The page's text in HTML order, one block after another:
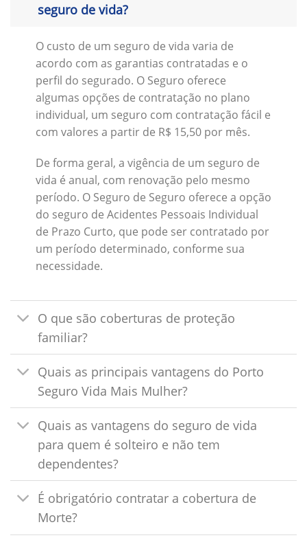
seguro de vida?
O custo de um seguro de vida varia de
acordo com as garantias contratadas e o
perfil do segurado. O Seguro oferece
algumas opções de contratação no plano
individual, um seguro com contratação fácil e
com valores a partir de R$ 15,50 por mês.
De forma geral, a vigência de um seguro de
vida é anual, com renovação pelo mesmo
período. O Seguro de Seguro oferece a opção
do seguro de Acidentes Pessoais Individual
de Prazo Curto, que pode ser contratado por
um período determinado, conforme sua
necessidade.
O que são coberturas de proteção
familiar?
Quais as principais vantagens do Porto
Seguro Vida Mais Mulher?
Quais as vantagens do seguro de vida
para quem é solteiro e não tem
dependentes?
É obrigatório contratar a cobertura de
Morte?